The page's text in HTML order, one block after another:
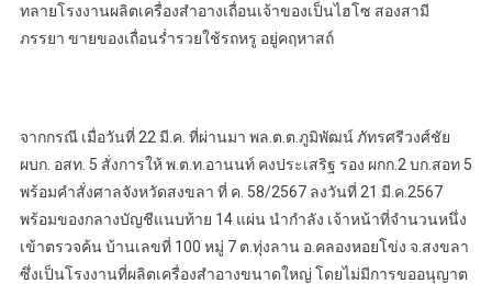
ทลายโรงงานผลิตเครื่องสำอางเถื่อนเจ้าของเป็นไฮโซ สองสามี
ภรรยา ขายของเถื่อนร่ำรวยใช้รถหรู อยู่คฤหาสถ์
จากกรณี เมื่อวันที่ 22 มี.ค. ที่ผ่านมา พล.ต.ต.ภูมิพัฒน์ ภัทรศรีวงศ์ชัย
ผบก. อสท. 5 สั่งการให้ พ.ต.ท.อานนท์ คงประเสริฐ รอง ผกก.2 บก.สอท 5
พร้อมคำสั่งศาลจังหวัดสงขลา ที่ ค. 58/2567 ลงวันที่ 21 มี.ค.2567
พร้อมของกลางบัญชีแนบท้าย 14 แผ่น นำกำลัง เจ้าหน้าที่จำนวนหนึ่ง
เข้าตรวจค้น บ้านเลขที่ 100 หมู่ 7 ต.ทุ่งลาน อ.คลองหอยโข่ง จ.สงขลา
ซึ่งเป็นโรงงานที่ผลิตเครื่องสำอางขนาดใหญ่ โดยไม่มีการขออนุญาต